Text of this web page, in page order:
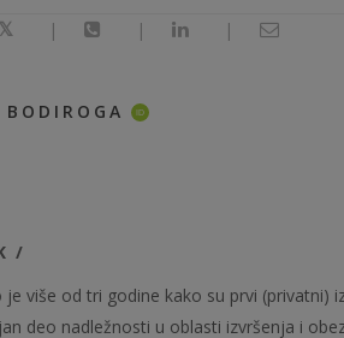
| | |
ID
/
je više od tri godine kako su prvi
deo nadležnosti u oblasti izvršenja i